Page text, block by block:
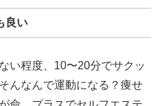
良い
い程度、10〜20分でサクッ
んなんで運動になる？痩せ